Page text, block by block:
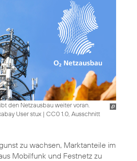
den Netzausbau weiter voran.
User stux| CC0 1.0, Ausschnitt
zu wachsen, Marktanteile im
Mobilfunk und Festnetz zu